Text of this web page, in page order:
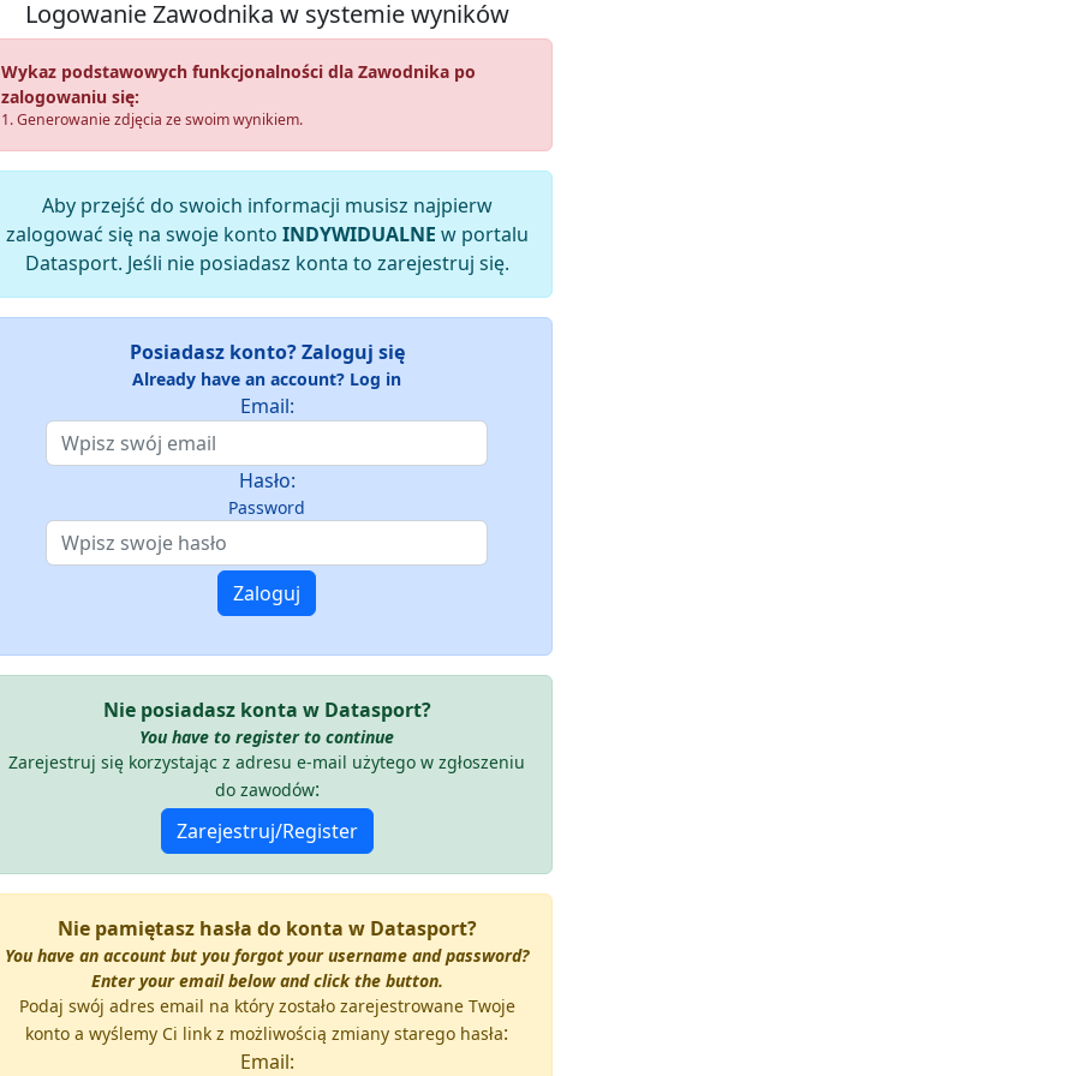
Logowanie Zawodnika w systemie wyników
Wykaz podstawowych funkcjonalności dla Zawodnika po
zalogowaniu się:
1. Generowanie zdjęcia ze swoim wynikiem.
Aby przejść do swoich informacji musisz najpierw
zalogować się na swoje konto INDYWIDUALNE w portalu
Datasport. Jeśli nie posiadasz konta to zarejestruj się.
Posiadasz konto? Zaloguj się
Already have an account? Log in
Email:
Hasło:
Password
Nie posiadasz konta w Datasport?
You have to register to continue
Zarejestruj się korzystając z adresu e-mail użytego w zgłoszeniu
do zawodów:
Nie pamiętasz hasła do konta w Datasport?
You have an account but you forgot your username and password?
Enter your email below and click the button.
Podaj swój adres email na który zostało zarejestrowane Twoje
konto a wyślemy Ci link z możliwością zmiany starego hasła:
Email: